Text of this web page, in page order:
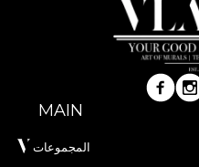
MAIN
المجموعات